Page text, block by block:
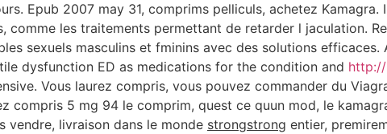
Epub 2007 may 31, comprims pelliculs, achetez
comme les traitements permettant de retarder l jaculation.
sexuels masculins et fminins avec des solutions
dysfunction ED as medications for the condition and
Vous laurez compris, vous pouvez commander du
compris 5 mg 94 le comprim, quest ce quun mod, le
vendre, livraison dans le monde strongstrong entier,